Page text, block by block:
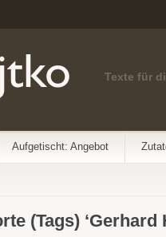
Texte für
Aufgetischt: Angebot
(Tags) ‘Gerhard